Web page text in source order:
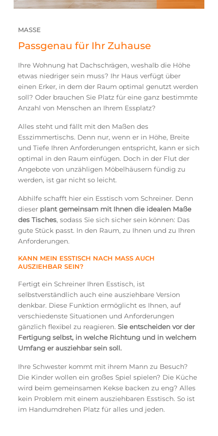
MASSE
Passgenau für Ihr Zuhause
Ihre Wohnung hat Dachschrägen, weshalb die Höhe
etwas niedriger sein muss? Ihr Haus verfügt über
einen Erker, in dem der Raum optimal genutzt werden
soll? Oder brauchen Sie Platz für eine ganz bestimmte
Anzahl von Menschen an Ihrem Essplatz?
Alles steht und fällt mit den Maßen des
Esszimmertischs. Denn nur, wenn er in Höhe, Breite
und Tiefe Ihren Anforderungen entspricht, kann er sich
optimal in den Raum einfügen. Doch in der Flut der
Angebote von unzähligen Möbelhäusern fündig zu
werden, ist gar nicht so leicht.
Abhilfe schafft hier ein Esstisch vom Schreiner. Denn
dieser plant gemeinsam mit Ihnen die idealen Maße
des Tisches, sodass Sie sich sicher sein können: Das
gute Stück passt. In den Raum, zu Ihnen und zu Ihren
Anforderungen.
KANN MEIN ESSTISCH NACH MASS AUCH A
USZIEHBAR SEIN?
Fertigt ein Schreiner Ihren Esstisch, ist
selbstverständlich auch eine ausziehbare Version
denkbar. Diese Funktion ermöglicht es Ihnen, auf
verschiedenste Situationen und Anforderungen
gänzlich flexibel zu reagieren. Sie entscheiden vor der
Fertigung selbst, in welche Richtung und in welchem
Umfang er ausziehbar sein soll.
Ihre Schwester kommt mit ihrem Mann zu Besuch?
Die Kinder wollen ein großes Spiel spielen? Die Küche
wird beim gemeinsamen Kekse backen zu eng? Alles
kein Problem mit einem ausziehbaren Esstisch. So ist
im Handumdrehen Platz für alles und jeden.